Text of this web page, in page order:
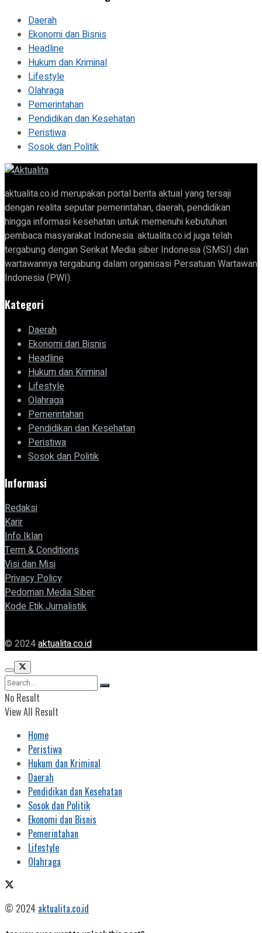
Daerah
Ekonomi dan Bisnis
Headline
Hukum dan Kriminal
Lifestyle
Olahraga
Pemerintahan
Pendidikan dan Kesehatan
Peristiwa
Sosok dan Politik
aktualita.co.id merupakan portal berita aktual yang tersaji
dengan realita seputar pemerintahan, daerah, pendidikan
hingga informasi kesehatan untuk memenuhi kebutuhan
pembaca masyarakat Indonesia. aktualita.co.id juga telah
tergabung dengan Serikat Media siber Indonesia (SMSI) dan
wartawannya tergabung dalam organisasi Persatuan Wartawan
Indonesia (PWI).
Kategori
Daerah
Ekonomi dan Bisnis
Headline
Hukum dan Kriminal
Lifestyle
Olahraga
Pemerintahan
Pendidikan dan Kesehatan
Peristiwa
Sosok dan Politik
Informasi
Redaksi
Karir
Info Iklan
Term & Conditions
Visi dan Misi
Privacy Policy
Pedoman Media Siber
Kode Etik Jurnalistik
© 2024aktualita.co.id
No Result
View All Result
Home
Peristiwa
Hukum dan Kriminal
Daerah
Pendidikan dan Kesehatan
Sosok dan Politik
Ekonomi dan Bisnis
Pemerintahan
Lifestyle
Olahraga
© 2024 aktualita.co.id